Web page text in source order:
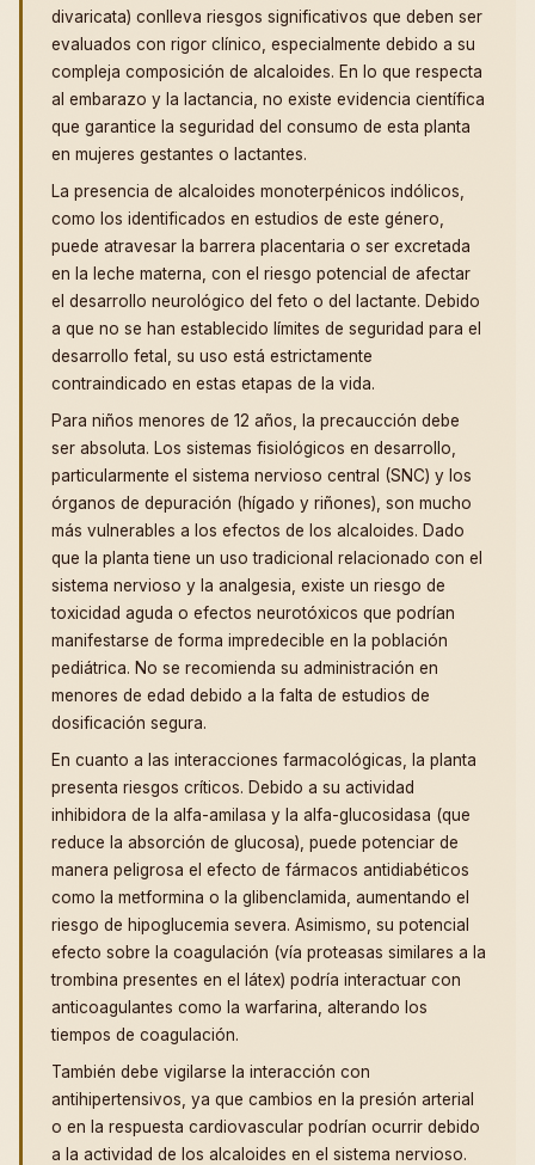
divaricata) conlleva riesgos significativos que deben ser
evaluados con rigor clínico, especialmente debido a su
compleja composición de alcaloides. En lo que respecta
al embarazo y la lactancia, no existe evidencia científica
que garantice la seguridad del consumo de esta planta
en mujeres gestantes o lactantes.
La presencia de alcaloides monoterpénicos indólicos,
como los identificados en estudios de este género,
puede atravesar la barrera placentaria o ser excretada
en la leche materna, con el riesgo potencial de afectar
el desarrollo neurológico del feto o del lactante. Debido
a que no se han establecido límites de seguridad para el
desarrollo fetal, su uso está estrictamente
contraindicado en estas etapas de la vida.
Para niños menores de 12 años, la precaucción debe
ser absoluta. Los sistemas fisiológicos en desarrollo,
particularmente el sistema nervioso central (SNC) y los
órganos de depuración (hígado y riñones), son mucho
más vulnerables a los efectos de los alcaloides. Dado
que la planta tiene un uso tradicional relacionado con el
sistema nervioso y la analgesia, existe un riesgo de
toxicidad aguda o efectos neurotóxicos que podrían
manifestarse de forma impredecible en la población
pediátrica. No se recomienda su administración en
menores de edad debido a la falta de estudios de
dosificación segura.
En cuanto a las interacciones farmacológicas, la planta
presenta riesgos críticos. Debido a su actividad
inhibidora de la alfa-amilasa y la alfa-glucosidasa (que
reduce la absorción de glucosa), puede potenciar de
manera peligrosa el efecto de fármacos antidiabéticos
como la metformina o la glibenclamida, aumentando el
riesgo de hipoglucemia severa. Asimismo, su potencial
efecto sobre la coagulación (vía proteasas similares a la
trombina presentes en el látex) podría interactuar con
anticoagulantes como la warfarina, alterando los
tiempos de coagulación.
También debe vigilarse la interacción con
antihipertensivos, ya que cambios en la presión arterial
o en la respuesta cardiovascular podrían ocurrir debido
a la actividad de los alcaloides en el sistema nervioso.